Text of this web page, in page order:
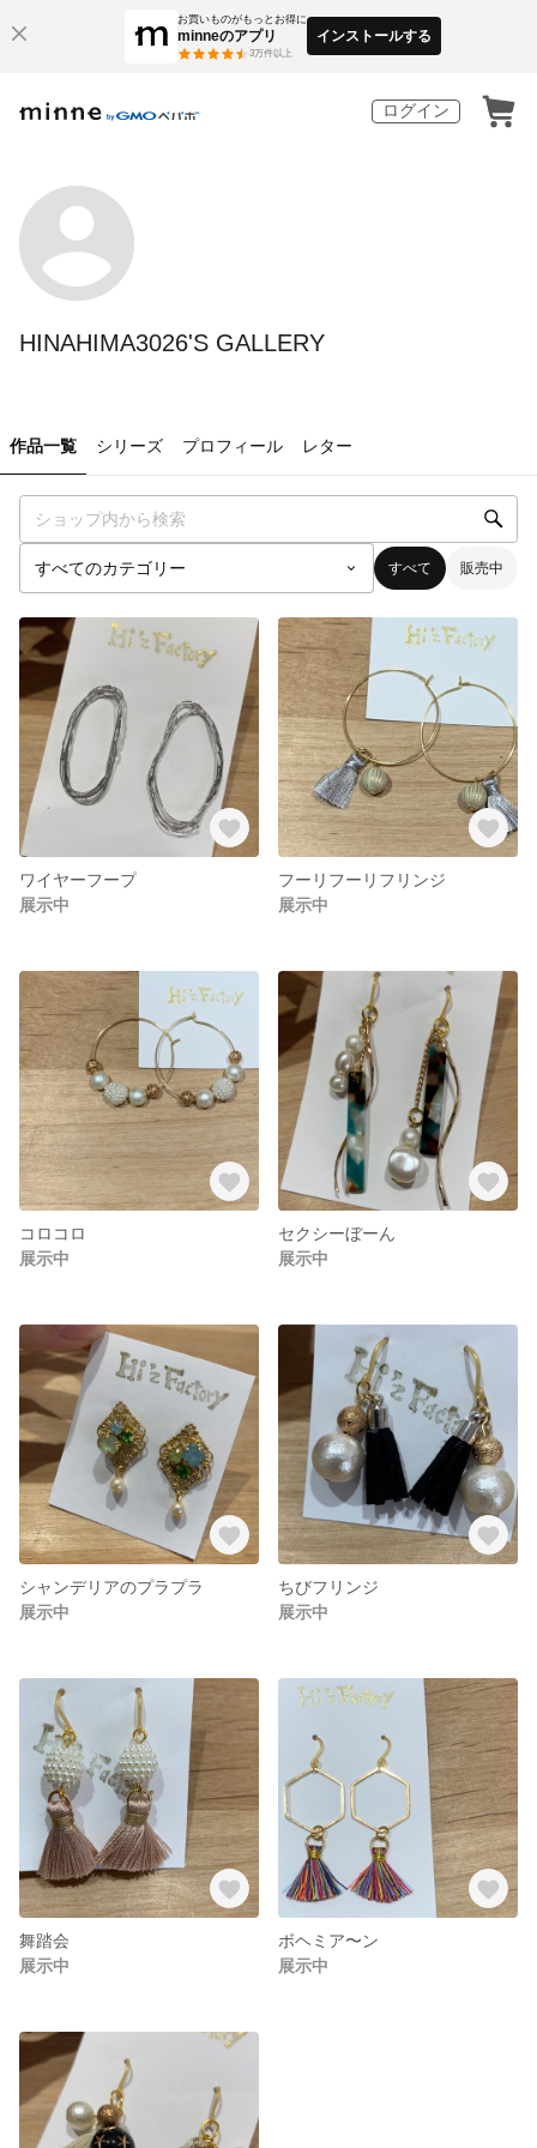
お買いものがもっとお得に
minneのアプリ
3万件以上
インストールする
ログイン
HINAHIMA3026'S GALLERY
作品一覧 シリーズ プロフィール レター
すべて 販売中
ワイヤーフープ
展示中
フーリフーリフリンジ
展示中
コロコロ
展示中
セクシーぼーん
展示中
シャンデリアのプラプラ
展示中
ちびフリンジ
展示中
舞踏会
展示中
ボヘミア〜ン
展示中